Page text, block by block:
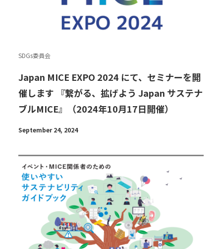
SDGs委員会
Japan MICE EXPO 2024 にて、セミナーを開
催します 『繋がる、拡げよう Japan サステナ
ブルMICE』（2024年10月17日開催）
September 24, 2024